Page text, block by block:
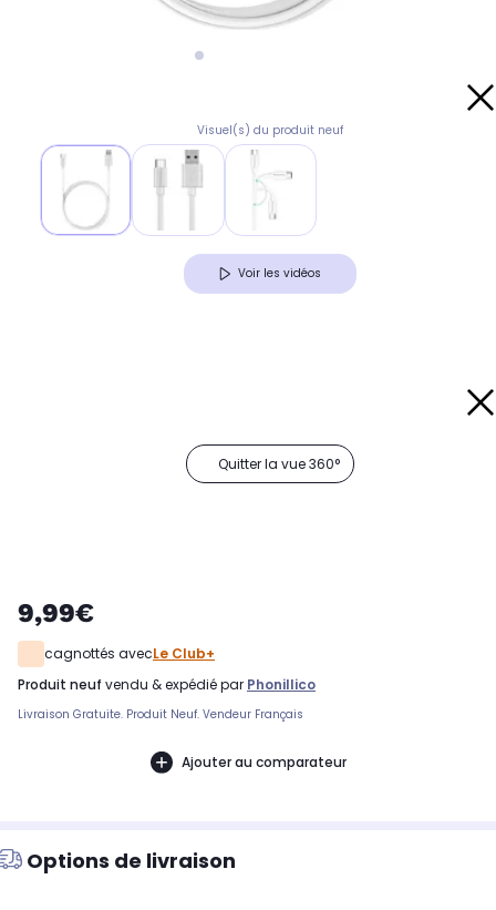
Visuel(s) du produit neuf
Voir les vidéos
Quitter la vue 360°
9,99€
cagnottés avecLe Club+
produit neuf vendu & expédié par Phonillico
Livraison Gratuite. Produit Neuf. Vendeur Français
Ajouter au comparateur
Options de livraison